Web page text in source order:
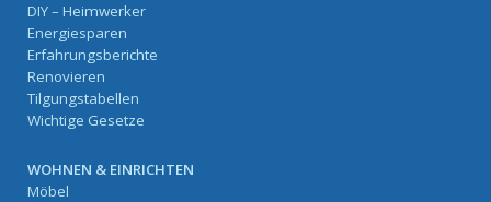
DIY – Heimwerker
Energiesparen
Erfahrungsberichte
Renovieren
Tilgungstabellen
Wichtige Gesetze
WOHNEN & EINRICHTEN
Möbel